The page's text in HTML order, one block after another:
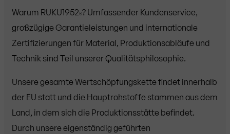
Warum RUKU1952®? Umfassender Kundenservice,
großzügige Garantieleistungen und internationale
Zertifizierungen für Material, Produktionsabläufe und
Technik sind Teil unserer Qualitätsphilosophie.
Unsere gesamte Wertschöpfungskette findet innerhalb
der EU statt und die Hauptrohstoffe stammen aus dem
Land, in dem sich die Produktionsstätte befindet.
Durch unsere eigenständig geführten